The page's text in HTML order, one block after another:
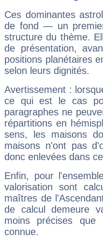
Ces dominantes
de fond — un
structure du thème.
de présentation,
positions planétaires
selon leurs dignités.
Avertissement :
ce qui est le cas
paragraphes ne
répartitions en
sens, les maisons
maisons n'ont pas
donc enlevées dans
Enfin, pour
valorisation sont
maîtres de
de calcul demeure
moins précises que
connue.